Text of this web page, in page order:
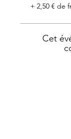
+ 2,50 € de
Cet